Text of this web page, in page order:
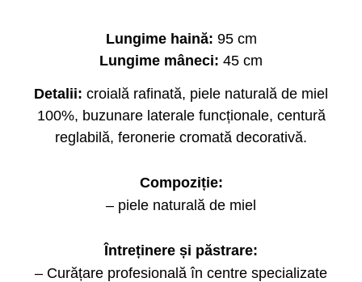
Lungime haină: 95 cm
Lungime mâneci: 45 cm
Detalii: croială rafinată, piele naturală de miel
100%, buzunare laterale funcționale, centură
reglabilă, feronerie cromată decorativă.
Compoziție:
– piele naturală de miel
Întreținere și păstrare:
– Curățare profesională în centre specializate